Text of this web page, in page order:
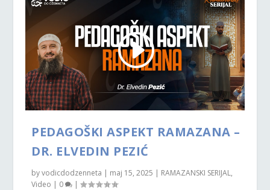
PEDAGOŠKI ASPEKT RAMAZANA –
DR. ELVEDIN PEZIĆ
byvodicdodzenneta | maj 15, 2025 | RAMAZANSKI SERIJAL,
Video | 0 |